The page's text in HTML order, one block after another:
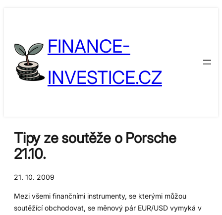
FINANCE-
INVESTICE.CZ
Tipy ze soutěže o Porsche
21.10.
21. 10. 2009
Mezi všemi finančními instrumenty, se kterými můžou
soutěžící obchodovat, se měnový pár EUR/USD vymyká v